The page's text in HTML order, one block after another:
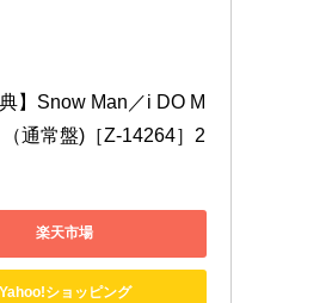
典】Snow Man／i DO M
通常盤)［Z-14264］2
楽天市場
Yahoo!ショッピング